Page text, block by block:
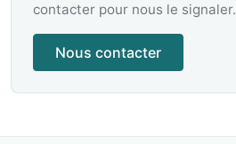
contacter pour nous le signaler.
Nous contacter